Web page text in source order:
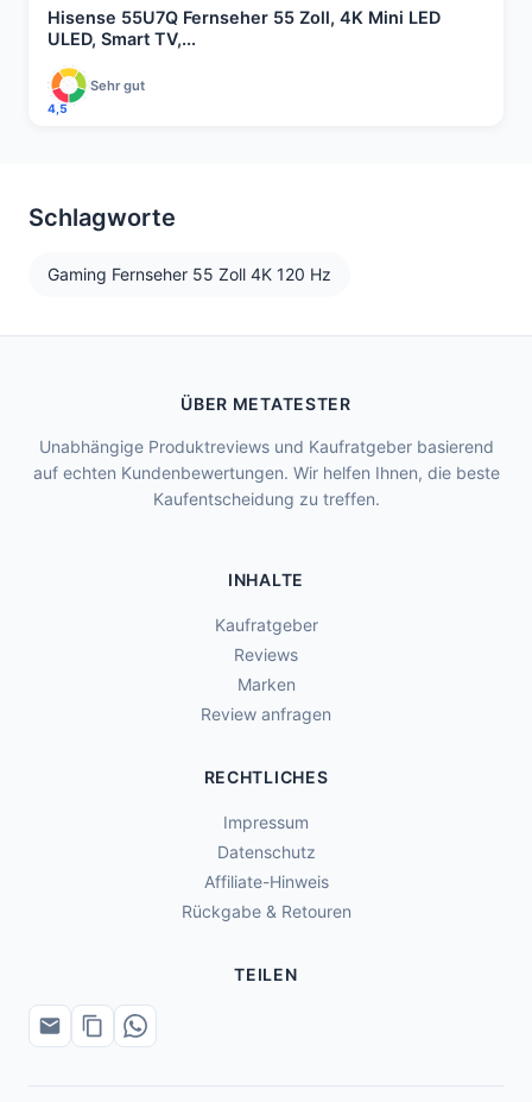
Hisense 55U7Q Fernseher 55 Zoll, 4K Mini LED
ULED, Smart TV,...
4,5
Sehr gut
Schlagworte
Gaming Fernseher 55 Zoll 4K 120 Hz
ÜBER METATESTER
Unabhängige Produktreviews und Kaufratgeber basierend
auf echten Kundenbewertungen. Wir helfen Ihnen, die beste
Kaufentscheidung zu treffen.
INHALTE
Kaufratgeber
Reviews
Marken
Review anfragen
RECHTLICHES
Impressum
Datenschutz
Affiliate-Hinweis
Rückgabe & Retouren
TEILEN